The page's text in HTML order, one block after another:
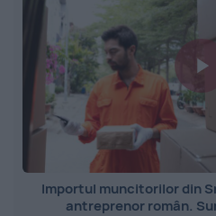
Importul muncitorilor din
antreprenor român.